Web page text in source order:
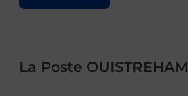
La Poste OUISTREHAM